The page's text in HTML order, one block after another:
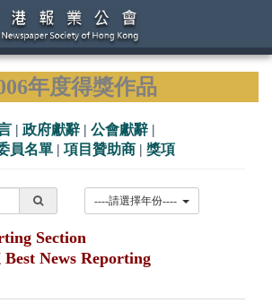
年度得獎作品
| 政府獻辭 | 公會獻辭 |
員名單 | 項目贊助商 | 獎項
Section
News Reporting